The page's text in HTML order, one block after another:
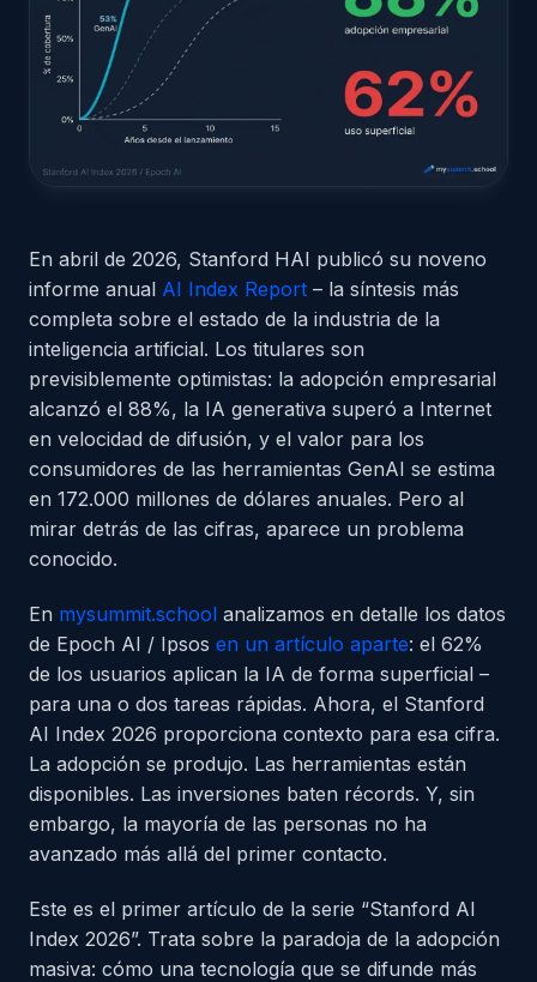
En abril de 2026, Stanford HAI publicó su noveno
informe anual AI Index Report – la síntesis más
completa sobre el estado de la industria de la
inteligencia artificial. Los titulares son
previsiblemente optimistas: la adopción empresarial
alcanzó el 88%, la IA generativa superó a Internet
en velocidad de difusión, y el valor para los
consumidores de las herramientas GenAI se estima
en 172.000 millones de dólares anuales. Pero al
mirar detrás de las cifras, aparece un problema
conocido.
En mysummit.school analizamos en detalle los datos
de Epoch AI / Ipsos en un artículo aparte: el 62%
de los usuarios aplican la IA de forma superficial –
para una o dos tareas rápidas. Ahora, el Stanford
AI Index 2026 proporciona contexto para esa cifra.
La adopción se produjo. Las herramientas están
disponibles. Las inversiones baten récords. Y, sin
embargo, la mayoría de las personas no ha
avanzado más allá del primer contacto.
Este es el primer artículo de la serie “Stanford AI
Index 2026”. Trata sobre la paradoja de la adopción
masiva: cómo una tecnología que se difunde más